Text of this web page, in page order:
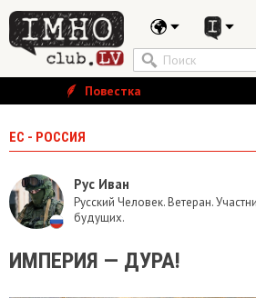
Повестка
ЕС - РОССИЯ
Рус Иван
Русский Человек. Ветеран.
будущих.
ИМПЕРИЯ — ДУРА!